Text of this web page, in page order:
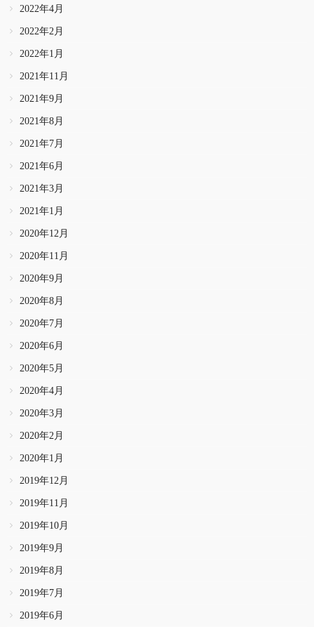
2022年4月
2022年2月
2022年1月
2021年11月
2021年9月
2021年8月
2021年7月
2021年6月
2021年3月
2021年1月
2020年12月
2020年11月
2020年9月
2020年8月
2020年7月
2020年6月
2020年5月
2020年4月
2020年3月
2020年2月
2020年1月
2019年12月
2019年11月
2019年10月
2019年9月
2019年8月
2019年7月
2019年6月